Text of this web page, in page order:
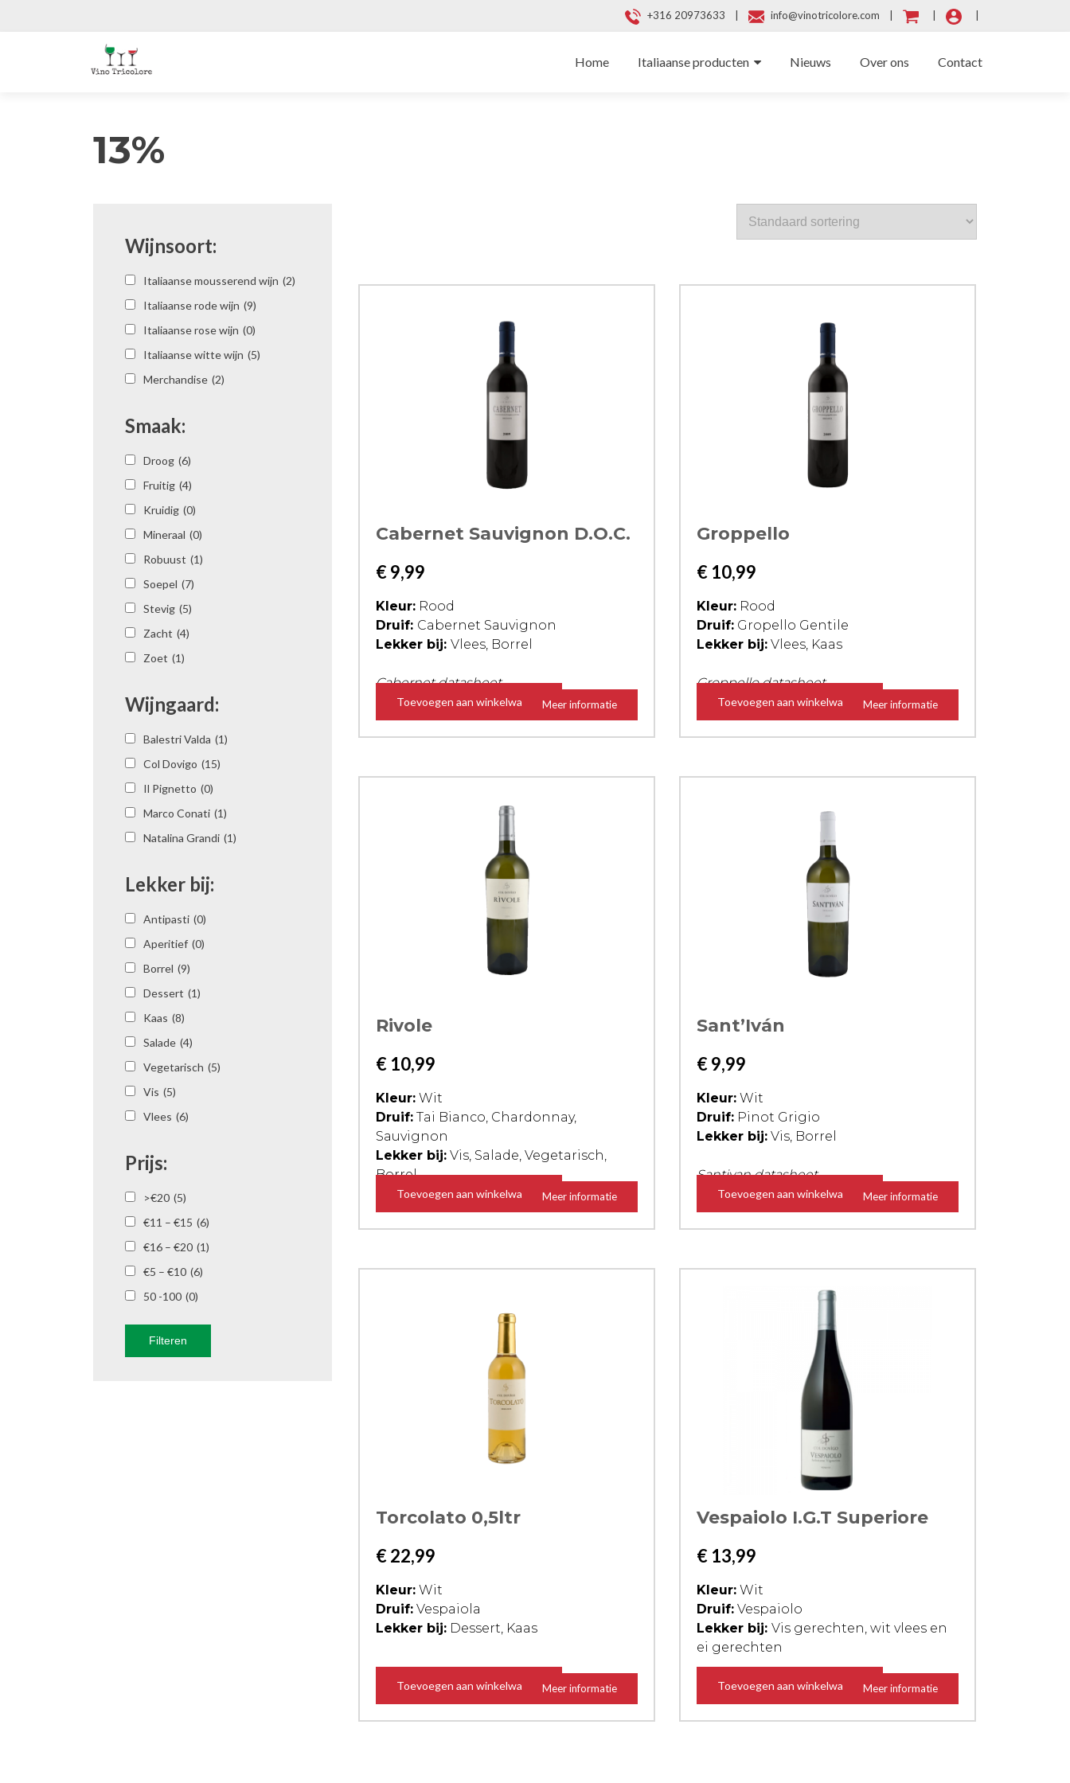
+316 20973633 | info@vinotricolore.com |
de
Home Italiaanse producten Nieuws Over ons Contact
13%
Wijnsoort:
Italiaanse mousserend wijn (2)
Italiaanse rode wijn (9)
Italiaanse rose wijn (0)
Italiaanse witte wijn (5)
Merchandise (2)
Smaak:
Droog (6)
Fruitig (4)
Kruidig (0)
Mineraal (0)
Robuust (1)
Soepel (7)
Stevig (5)
Zacht (4)
Zoet (1)
Wijngaard:
Balestri Valda (1)
Col Dovigo (15)
Il Pignetto (0)
Marco Conati (1)
Natalina Grandi (1)
Lekker bij:
Antipasti (0)
Aperitief (0)
Borrel (9)
Dessert (1)
Kaas (8)
Salade (4)
Vegetarisch (5)
Vis (5)
Vlees (6)
Prijs:
>€20 (5)
€11 – €15 (6)
€16 – €20 (1)
€5 – €10 (6)
50 -100 (0)
Cabernet Sauvignon D.O.C.
€9,99
Kleur:Rood
Druif: Cabernet Sauvignon
Lekker bij: Vlees, Borrel
Cabernet datasheet
Toevoegen aan winkelwagen Meer informatie
Groppello
€10,99
Kleur:Rood
Druif:Gropello Gentile
Lekker bij:Vlees, Kaas
Groppello datasheet
Toevoegen aan winkelwagen Meer informatie
Rivole
€10,99
Kleur:Wit
Druif:Tai Bianco, Chardonnay,
Sauvignon
Lekker bij:Vis, Salade, Vegetarisch,
Borrel
Toevoegen aan winkelwagen Meer informatie
Sant’Iván
€9,99
Kleur:Wit
Druif:Pinot Grigio
Lekker bij:Vis, Borrel
Santivan datasheet
Toevoegen aan winkelwagen Meer informatie
Torcolato 0,5ltr
€22,99
Kleur:Wit
Druif:Vespaiola
Lekker bij:Dessert, Kaas
Toevoegen aan winkelwagen Meer informatie
Vespaiolo I.G.T Superiore
€13,99
Kleur:Wit
Druif:Vespaiolo
Lekker bij: Vis gerechten, wit vlees en
ei gerechten
Toevoegen aan winkelwagen Meer informatie